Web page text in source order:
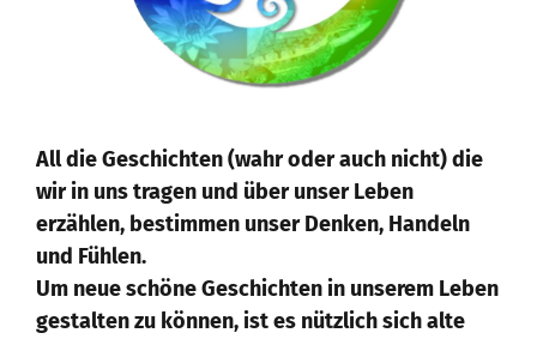
All die Geschichten (wahr oder auch nicht) die
wir in uns tragen und über unser Leben
erzählen, bestimmen unser Denken, Handeln
und Fühlen.
Um neue schöne Geschichten in unserem Leben
gestalten zu können, ist es nützlich sich alte